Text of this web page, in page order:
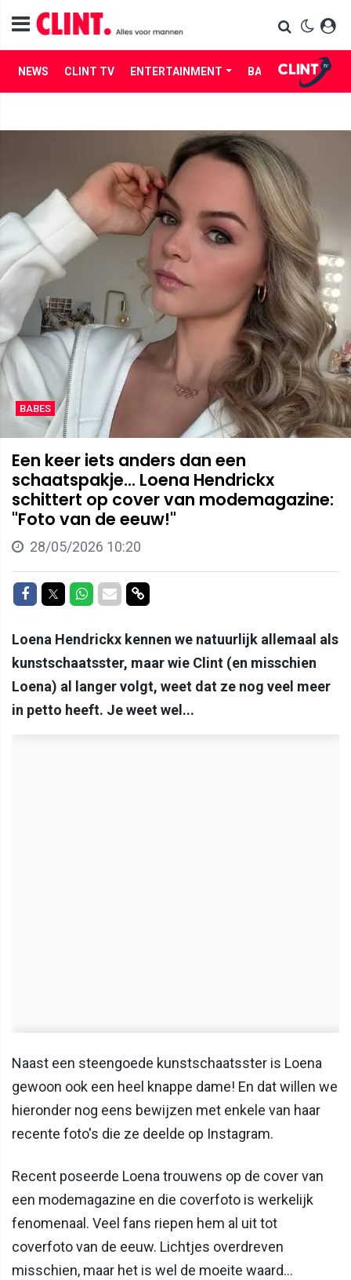
NEWS CLINT TV ENTERTAINMENT BABES LIFE
BABES
Een keer iets anders dan een
schaatspakje... Loena Hendrickx
schittert op cover van modemagazine:
"Foto van de eeuw!"
28/05/2026 10:20
Delen op Facebook
Delen op Twitter
Delen op Whatsapp
Delen via Mail
Delen via link
Loena Hendrickx kennen we natuurlijk allemaal als
kunstschaatsster, maar wie Clint (en misschien
Loena) al langer volgt, weet dat ze nog veel meer
in petto heeft. Je weet wel...
Naast een steengoede kunstschaatsster is Loena
gewoon ook een heel knappe dame! En dat willen we
hieronder nog eens bewijzen met enkele van haar
recente foto's die ze deelde op Instagram.
Recent poseerde Loena trouwens op de cover van
een modemagazine en die coverfoto is werkelijk
fenomenaal. Veel fans riepen hem al uit tot
coverfoto van de eeuw. Lichtjes overdreven
misschien, maar het is wel de moeite waard...